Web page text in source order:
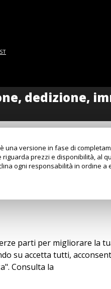
una versione in fase di
riguarda prezzi e disponibilità, al
ogni responsabilità in ordine
parti per migliorare la
su accetta tutti,
Consulta la